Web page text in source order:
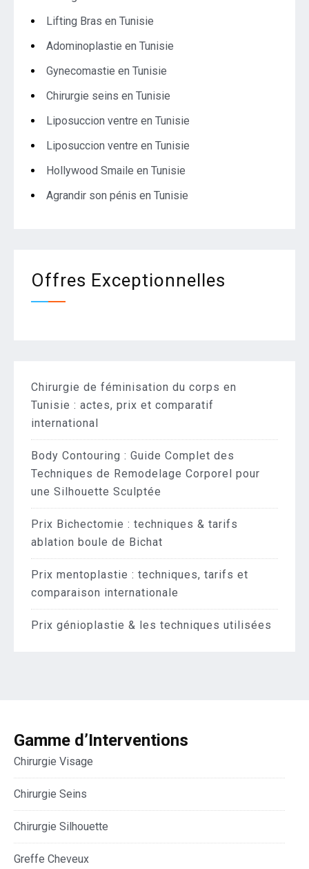
Lifting Bras en Tunisie
Adominoplastie en Tunisie
Gynecomastie en Tunisie
Chirurgie seins en Tunisie
Liposuccion ventre en Tunisie
Liposuccion ventre en Tunisie
Hollywood Smaile en Tunisie
Agrandir son pénis en Tunisie
Offres Exceptionnelles
Chirurgie de féminisation du corps en
Tunisie : actes, prix et comparatif
international
Body Contouring : Guide Complet des
Techniques de Remodelage Corporel pour
une Silhouette Sculptée
Prix Bichectomie : techniques & tarifs
ablation boule de Bichat
Prix mentoplastie : techniques, tarifs et
comparaison internationale
Prix génioplastie & les techniques utilisées
Gamme d’Interventions
Chirurgie Visage
Chirurgie Seins
Chirurgie Silhouette
Greffe Cheveux